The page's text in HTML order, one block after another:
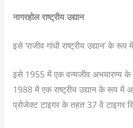
नागरहोल राष्ट्रीय उद्यान
इसे ‘राजीव गांधी राष्ट्रीय उद्यान’ के रूप
इसे 1955 में एक वन्यजीव अभयारण्य के
1988 में एक राष्ट्रीय उद्यान के रूप में
प्रोजेक्ट टाइगर के तहत 37 वें टाइगर